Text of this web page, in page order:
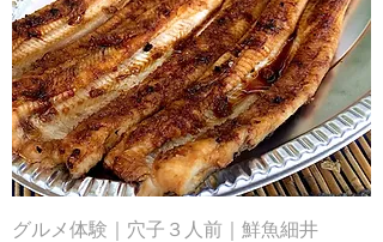
グルメ体験｜穴子３人前｜鮮魚細井